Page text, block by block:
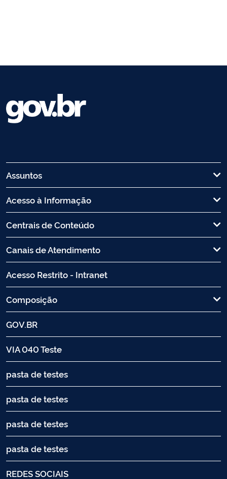
Assuntos
Acesso à Informação
Centrais de Conteúdo
Canais de Atendimento
Acesso Restrito - Intranet
Composição
GOV.BR
VIA 040 Teste
pasta de testes
pasta de testes
pasta de testes
pasta de testes
REDES SOCIAIS